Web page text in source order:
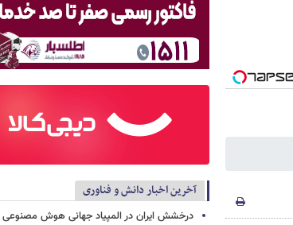
آخرین اخبار دانش و فناوری
درخشش ایران در المپیاد جهانی هوش مصنوعی